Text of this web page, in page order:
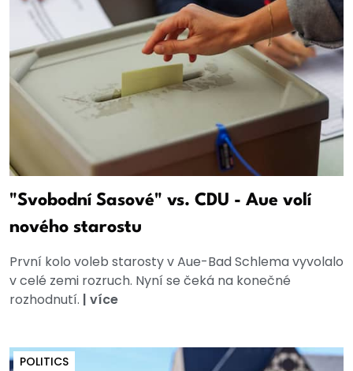
"Svobodní Sasové" vs. CDU - Aue volí
nového starostu
První kolo voleb starosty v Aue-Bad Schlema vyvolalo
v celé zemi rozruch. Nyní se čeká na konečné
rozhodnutí. | více
POLITICS